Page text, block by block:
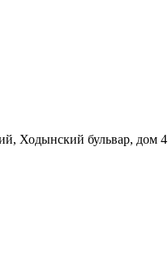
Ходынский бульвар, дом 4